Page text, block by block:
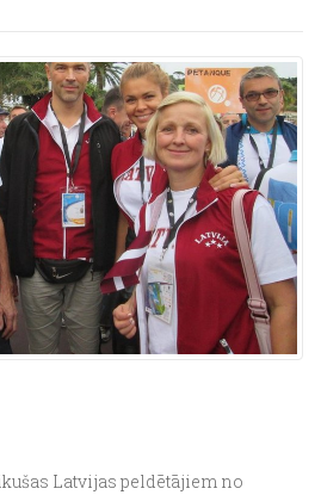
Latvijas peldētājiem no